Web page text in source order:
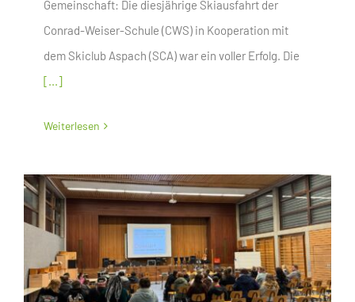
Gemeinschaft: Die diesjährige Skiausfahrt der
Conrad-Weiser-Schule (CWS) in Kooperation mit
dem Skiclub Aspach (SCA) war ein voller Erfolg. Die
[...]
Weiterlesen